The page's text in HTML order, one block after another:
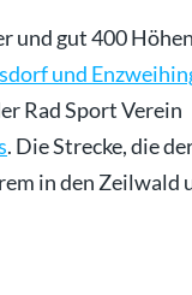
und gut 400
und
Rad Sport Verein
. Die Strecke, die
in den Zeilwald